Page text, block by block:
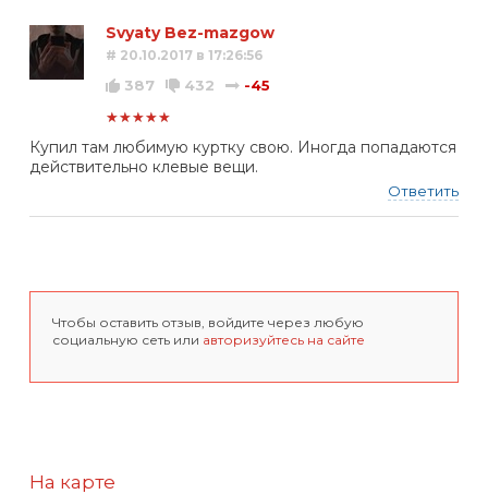
Svyaty Bez-mazgow
# 20.10.2017 в 17:26:56
387 432
-45
★★★★★
Купил там любимую куртку свою. Иногда попадаются
действительно клевые вещи.
Ответить
Чтобы оставить отзыв, войдите через любую
социальную сеть или авторизуйтесь на сайте
На карте